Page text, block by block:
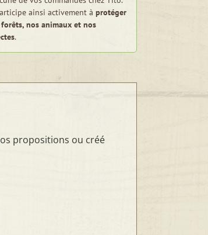
ainsi activement à protéger
nos animaux et nos
.
propositions ou créé